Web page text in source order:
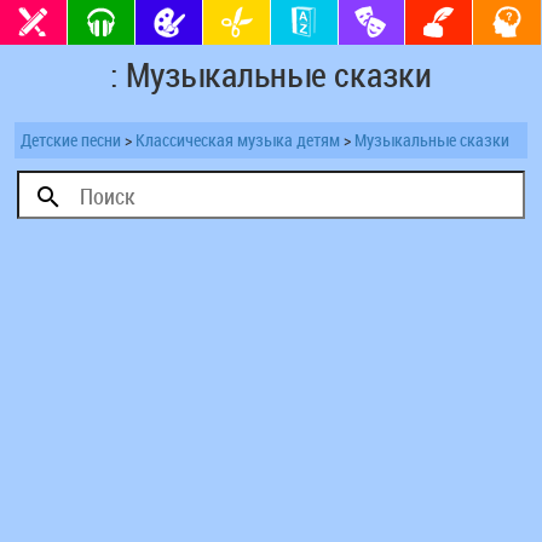
: Музыкальные сказки
Детские песни > Классическая музыка детям > Музыкальные сказки